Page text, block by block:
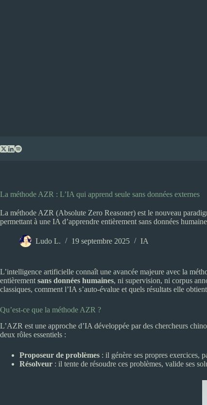
au
La méthode AZR : L’IA qui apprend seule sans données externes
La méthode AZR (Absolute Zero Reasoner) est le nouveau
permettant à une IA d’apprendre entièrement sans données
Ludo L. 19 septembre 2025 IA
L’intelligence artificielle connaît une avancée majeure avec la
entièrement sans données humaines, ni supervision, ni corpus
classiques, comment l’IA s’auto-évalue et quels résultats elle
Qu’est-ce que la méthode AZR ?
L’AZR est une approche d’IA développée par des chercheurs
deux rôles essentiels :
Proposeur de problèmes : il génère ses propres exercices,
Résolveur : il tente de résoudre ces problèmes, valide ses